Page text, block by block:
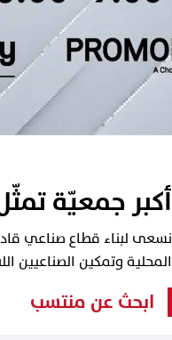
أكبر جمعيّة
نسعى لبناء قطاع صناعي
المحلية وتمكين الصناعيين
ابحث عن منتسب